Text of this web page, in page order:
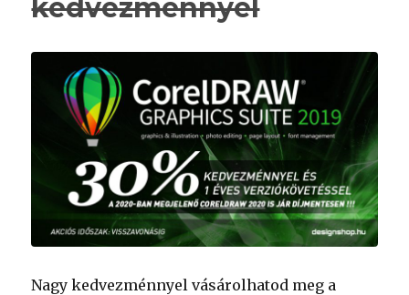
kedvezménnyel
Nagy kedvezménnyel vásárolhatod meg a